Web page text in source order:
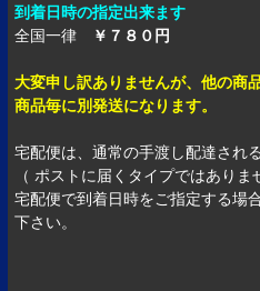
到着日時の指定出来ます
全国一律
￥７８０円
大変申し訳ありませんが、他の商
商品毎に別発送になります。
宅配便は、通常の手渡し配達され
（ ポストに届くタイプではありま
宅配便で到着日時をご指定する場
下さい。